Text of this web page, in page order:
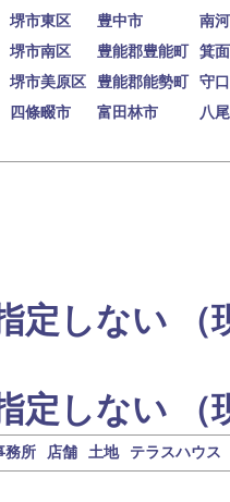
堺市東区 豊中市
南
堺市南区 豊能郡豊能町
箕
堺市美原区 豊能郡能勢町
守
四條畷市 富田林市
八
定しない （
定しない （
務所 店舗 土地 テラスハウス